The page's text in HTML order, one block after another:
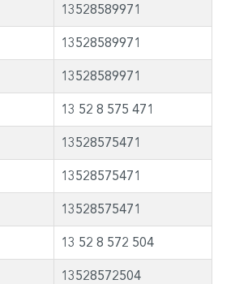
13528589971
13528589971
13528589971
13 52 8 575 471
13528575471
13528575471
13528575471
13 52 8 572 504
13528572504